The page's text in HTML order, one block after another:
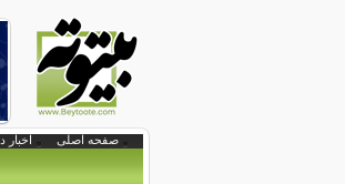
صفحه اصلی اخبار